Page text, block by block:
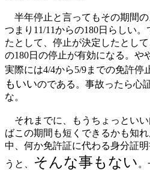
半年停止と言ってもその期間の
つまり11/11からの180日らしい
たとして、停止が決定したとし
の180日の停止が有効になる。や
実際には4/4から5/9までの免許停
もいいのである。事故ったら心
な。
それまでに、もうちょっとい
ばこの期間も短くできるかも知
中、何か免許証に代わる身分証
うと、
そんな事もない